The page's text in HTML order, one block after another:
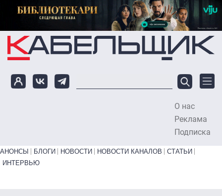
Перейти к основному содержанию
О нас
Реклама
Подписка
Primary links bottom
АНОНСЫ БЛОГИ НОВОСТИ НОВОСТИ КАНАЛОВ
СТАТЬИ
ИНТЕРВЬЮ